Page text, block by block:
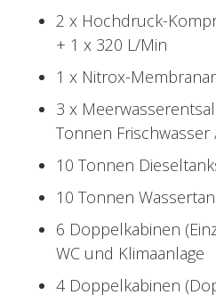
2 x Hochdruck-
+ 1 x 320 L/Min
1 x Nitrox-
3 x
Tonnen Frischwasser
10 Tonnen
10 Tonnen
6 Doppelkabinen
WC und Klimaanlage
4 Doppelkabinen